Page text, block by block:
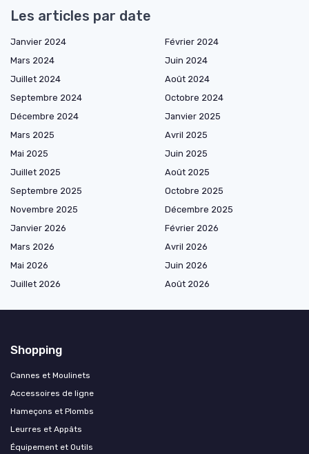
Les articles par date
Janvier 2024
Février 2024
Mars 2024
Juin 2024
Juillet 2024
Août 2024
Septembre 2024
Octobre 2024
Décembre 2024
Janvier 2025
Mars 2025
Avril 2025
Mai 2025
Juin 2025
Juillet 2025
Août 2025
Septembre 2025
Octobre 2025
Novembre 2025
Décembre 2025
Janvier 2026
Février 2026
Mars 2026
Avril 2026
Mai 2026
Juin 2026
Juillet 2026
Août 2026
Shopping
Cannes et Moulinets
Accessoires de ligne
Hameçons et Plombs
Leurres et Appâts
Équipement et Outils